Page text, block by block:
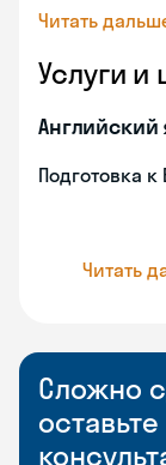
Читать
Услуги и
Английский
Подготовка к
Читать
Сложно